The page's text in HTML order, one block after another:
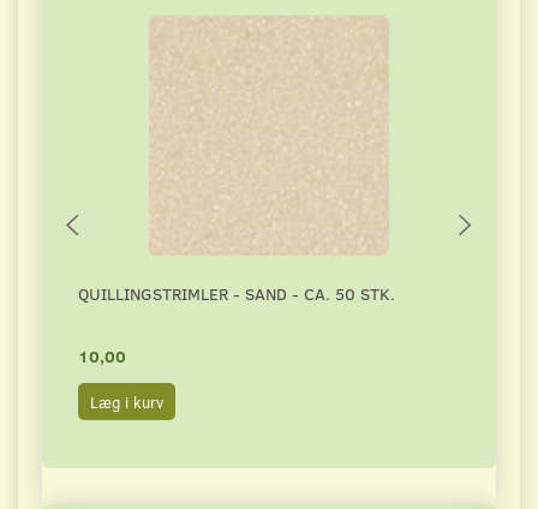
QUILLINGSTRIMLER - SAND - CA. 50 STK.
10,00
Læg i kurv